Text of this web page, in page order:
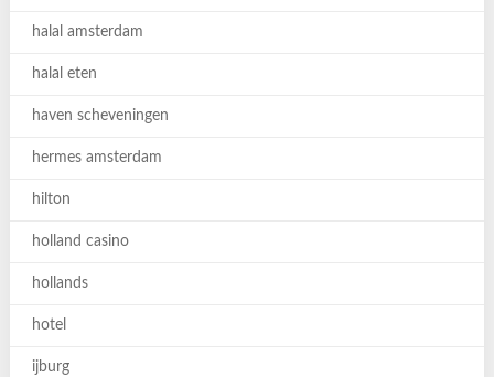
halal amsterdam
halal eten
haven scheveningen
hermes amsterdam
hilton
holland casino
hollands
hotel
ijburg